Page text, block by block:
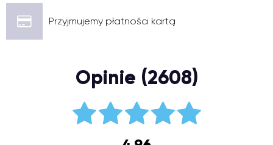
Przyjmujemy płatności kartą
Opinie (2608)